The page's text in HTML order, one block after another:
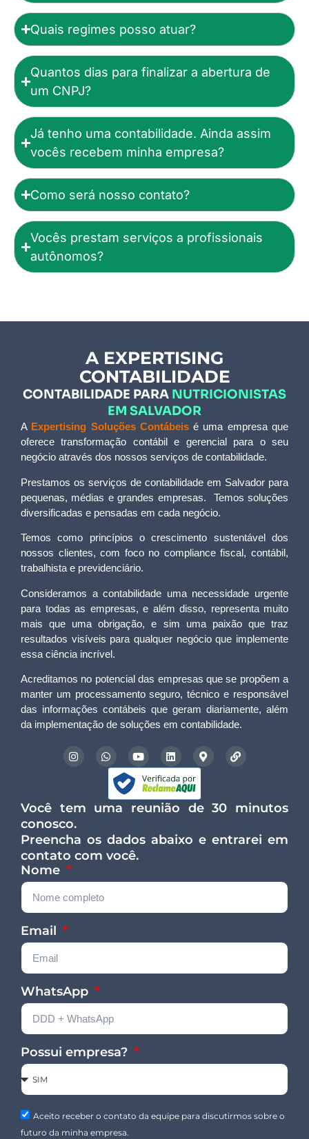
Quais regimes posso atuar?
Quantos dias para finalizar a abertura de
um CNPJ?
Já tenho uma contabilidade. Ainda assim
vocês recebem minha empresa?
Como será nosso contato?
Vocês prestam serviços a profissionais
autônomos?
A EXPERTISING
CONTABILIDADE
CONTABILIDADE PARA NUTRICIONISTAS
EM SALVADOR
A Expertising Soluções Contábeisé uma empresa que
oferece transformação contábil e gerencial para o seu
negócio através dos nossos serviços de contabilidade.
Prestamos os serviços de contabilidade em Salvador para
pequenas, médias e grandes empresas. Temos soluções
diversificadas e pensadas em cada negócio.
Temos como princípios o crescimento sustentável dos
nossos clientes, com foco no compliance fiscal, contábil,
trabalhista e previdenciário.
Consideramos a contabilidade uma necessidade urgente
para todas as empresas, e além disso, representa muito
mais que uma obrigação, e sim uma paixão que traz
resultados visíveis para qualquer negócio que implemente
essa ciência incrível.
Acreditamos no potencial das empresas que se propõem a
manter um processamento seguro, técnico e responsável
das informações contábeis que geram diariamente, além
da implementação de soluções em contabilidade.
Você tem uma reunião de 30 minutos
conosco.
Preencha os dados abaixo e entrarei em
contato com você.
Nome
Email
WhatsApp
Possui empresa?
Aceito receber o contato da equipe para discutirmos sobre o
futuro da minha empresa.